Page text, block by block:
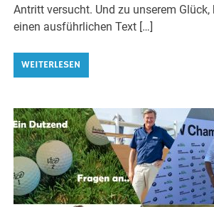
Antritt versucht. Und zu unserem
einen ausführlichen Text […]
WEITERLESEN